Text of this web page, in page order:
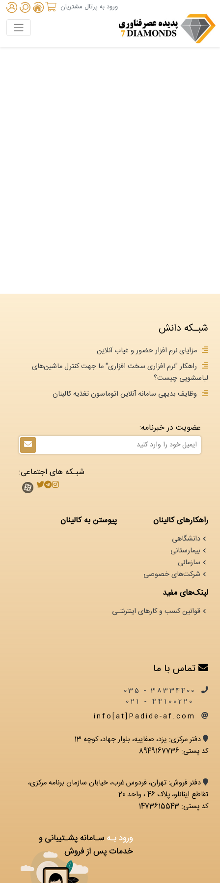
ورود به پرتال مشتریان
شبـکه دانش
مزایای نرم افزار حضور و غیاب آنلاین
راهکار "نرم افزاری سخت افزاری" ما جهت کنترل ماشین‌های
لباسشویی چیست؟
وظایف بدیهی سامانه آنلاین اتوماسون تغذیه کالینان
عضویت در خبرنامه:
شبـکه های اجتماعی:
راهکارهای کالینان
دانشگاهی
بیمارستانی
سازمانی
شرکت‌های خصوصی
پیوستن به کالینان
لینک‌های مفید
قوانین کسب و کارهای اینترنتـی
تماس با ما
38334400 - 035
info[at]Padide-af.com
دفتر مرکزی: يزد، صفاییه، بلوار جهاد، کوچه 13
کد پستی: 8949167736
دفتر فروش: تهران، فردوس غرب، خیابان سازمان برنامه مرکزی،
تقاطع اینانلو، پلاک 46 ، واحد 20
کد پستی: 1473615543